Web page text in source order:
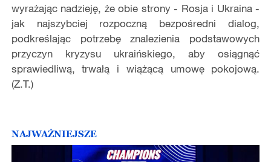
wyrażając nadzieję, że obie strony - Rosja i Ukraina -
jak najszybciej rozpoczną bezpośredni dialog,
podkreślając potrzebę znalezienia podstawowych
przyczyn kryzysu ukraińskiego, aby osiągnąć
sprawiedliwą, trwałą i wiążącą umowę pokojową.
(Z.T.)
NAJWAŻNIEJSZE